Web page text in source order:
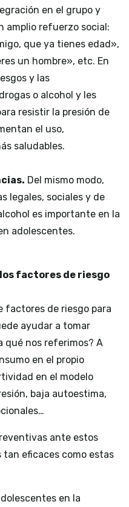
en el grupo y
amplio refuerzo social:
que ya tienes edad»,
un hombre», etc. En
y las
o alcohol y les
resistir la presión de
el uso,
saludables.
Del mismo modo,
legales, sociales y de
es importante en la
adolescentes.
factores de riesgo
factores de riesgo para
ayudar a tomar
qué nos referimos? A
en el propio
en el modelo
baja autoestima,
ante estos
eficaces como estas
en la